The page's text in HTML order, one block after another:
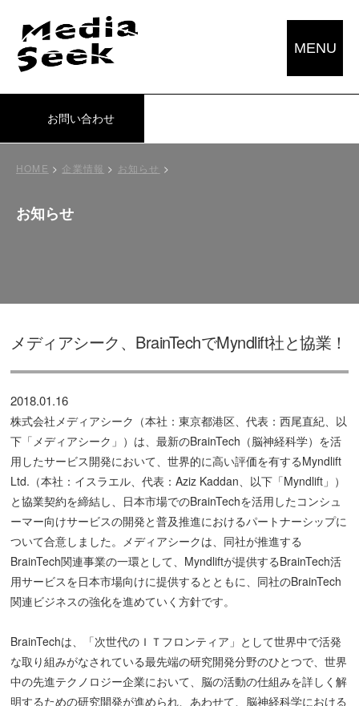
MENU
お問い合わせ
HOME > 企業情報 > お知らせ >
お知らせ
メディアシーク、BrainTechでMyndlift社と協業！
2018.01.16
株式会社メディアシーク（本社：東京都港区、代表：西尾直紀、以
下「メディアシーク」）は、最新のBrainTech（脳神経科学）を活
用したサービス開発において、世界的に高い評価を有するMyndlift
Ltd.（本社：イスラエル、代表：Aziz Kaddan、以下「Myndlift」）
と協業契約を締結し、日本市場でのBrainTechを活用したコンシュ
ーマー向けサービスの開発と普及推進におけるパートナーシップに
ついて合意しました。メディアシークは、同社が推進する
BrainTech関連事業の一環として、Myndliftが提供するBrainTech活
用サービスを日本市場向けに提供するとともに、同社のBrainTech
関連ビジネスの強化を進めていく方針です。
BrainTechは、「次世代のＩＴフロンティア」として世界中で活発
な取り組みがなされている最先端の研究開発分野のひとつで、世界
中の先進テクノロジー企業において、脳の活動の仕組みを詳しく解
明するための研究開発が進められ、あわせて、脳神経科学における